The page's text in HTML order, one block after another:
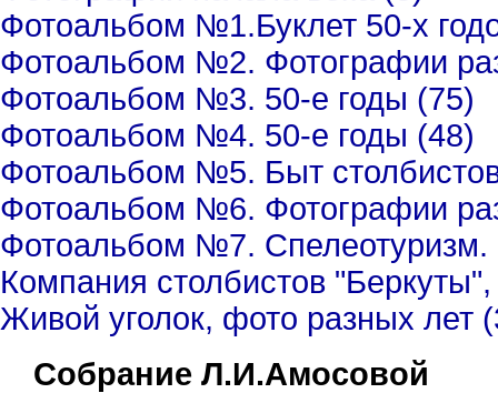
Фотоальбом №1.Буклет 50-х
Фотоальбом №2. Фотографии
Фотоальбом №3. 50-е годы (75)
Фотоальбом №4. 50-е годы (48)
Фотоальбом №5. Быт
Фотоальбом №6. Фотографии
Фотоальбом №7. Спелеотуризм.
Компания столбистов "Беркуты",
Живой уголок, фото разных лет
Собрание Л.И.Амосовой